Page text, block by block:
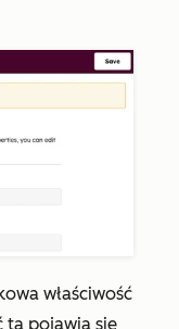
właściwość
ta pojawia się